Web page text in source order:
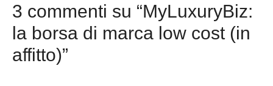
3 commenti su “MyLuxuryBiz:
la borsa di marca low cost (in
affitto)”